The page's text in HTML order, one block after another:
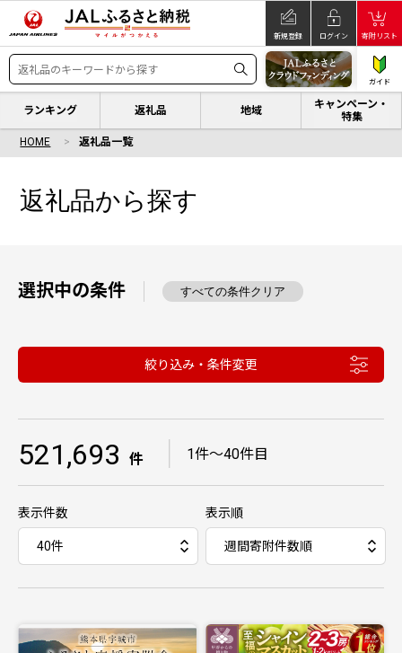
新規登録 ログイン 寄附リスト
ガイド
ランキング 返礼品 地域
キャンペーン・
特集
HOME 返礼品一覧
返礼品から探す
選択中の条件 すべての条件クリア
絞り込み・条件変更
521,693 件 1件〜40件目
表示件数 表示順